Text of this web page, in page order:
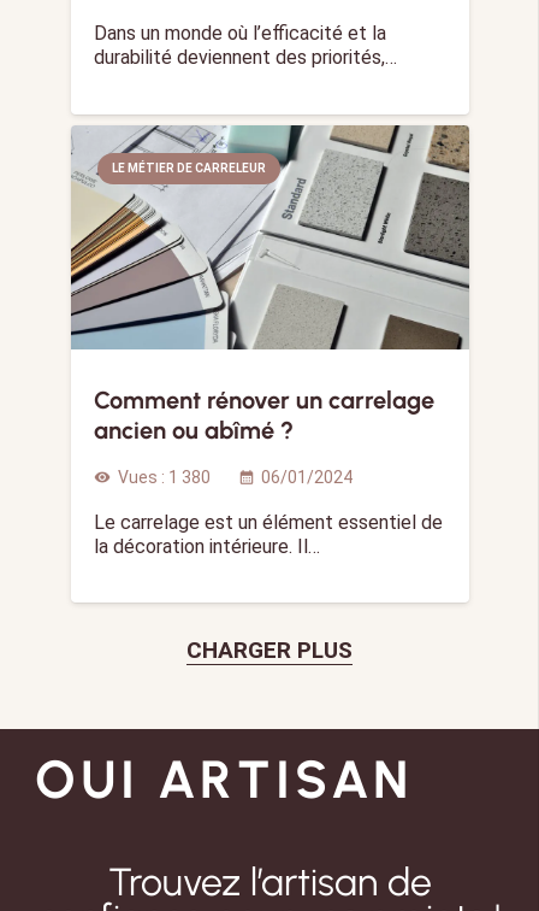
Dans un monde où l’efficacité et la
durabilité deviennent des priorités,…
LE MÉTIER DE CARRELEUR
Comment rénover un carrelage
ancien ou abîmé ?
visibility Vues : 1 380 calendar_month 06/01/2024
Le carrelage est un élément essentiel de
la décoration intérieure. Il…
CHARGER PLUS
OUI ARTISAN
Trouvez l’artisan de